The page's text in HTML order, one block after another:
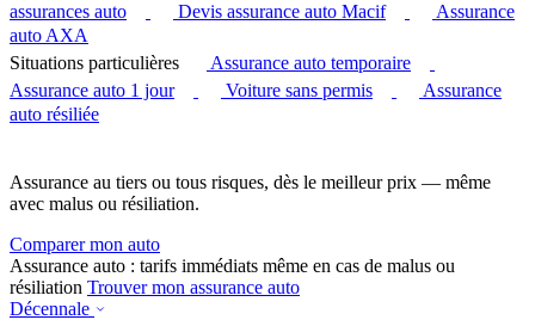
assurances auto
Devis assurance auto Macif
Assurance
auto AXA
Situations particulières
Assurance auto temporaire
Assurance auto 1 jour
Voiture sans permis
Assurance
auto résiliée
Assurance au tiers ou tous risques, dès le meilleur prix — même
avec malus ou résiliation.
Comparer mon auto
Assurance auto : tarifs immédiats même en cas de malus ou
résiliation Trouver mon assurance auto
Décennale